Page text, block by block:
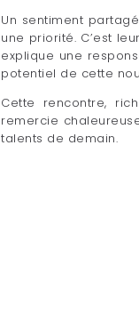
Un sentiment
une priorité. C’est
explique une
potentiel de cette
Cette rencontre,
remercie
talents de demain.